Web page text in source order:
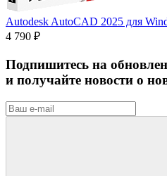
Autodesk AutoCAD 2025 для
4 790 ₽
Подпишитесь на
и получайте новости о